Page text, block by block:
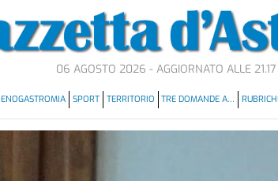
06 AGOSTO 2026 - AGGIORNATO ALLE 21.17
ENOGASTROMIA SPORT TERRITORIO TRE DOMANDE A…